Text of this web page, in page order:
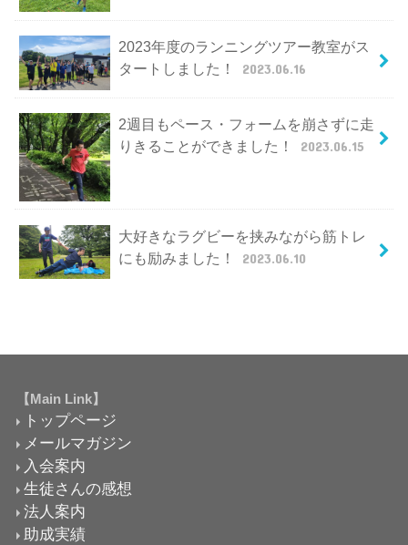
2023年度のランニングツアー教室がス
タートしました！
2023.06.16
2週目もペース・フォームを崩さずに走
りきることができました！
2023.06.15
大好きなラグビーを挟みながら筋トレ
にも励みました！
2023.06.10
【Main Link】
トップページ
メールマガジン
入会案内
生徒さんの感想
法人案内
助成実績